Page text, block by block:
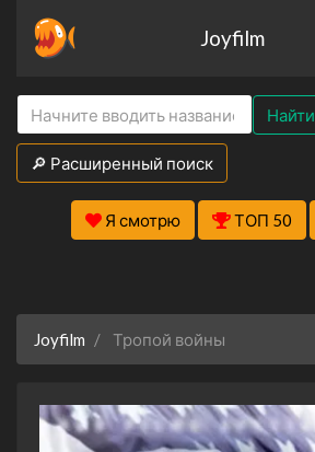
Joyfilm
Найти
🔎 Расширенный поиск
Я смотрю ТОП 50
Joyfilm Тропой войны